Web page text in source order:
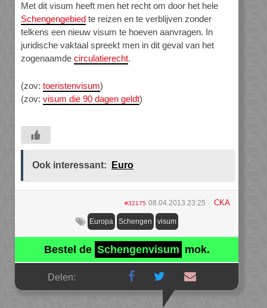
Met dit visum heeft men het recht om door het hele
Schengengebied te reizen en te verblijven zonder
telkens een nieuw visum te hoeven aanvragen. In
juridische vaktaal spreekt men in dit geval van het
zogenaamde circulatierecht.
(zov: toeristenvisum)
(zov: visum die 90 dagen geldt)
Ook interessant: Euro
#32175 08.04.2013 23:25 CKA
Europa Schengen visum
Bestel de Schengenvisum mok.
Delen: